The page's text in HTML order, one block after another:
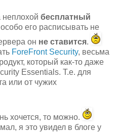
неплохой бесплатный
его расписывать не
он не ставится.
ForeFront Security, весьма
который как-то даже
Essentials. Т.е. для
или от чужих
хочется, то можно.
я это увидел в блоге у